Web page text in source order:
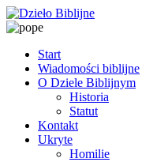
Start
Wiadomości biblijne
O Dziele Biblijnym
Historia
Statut
Kontakt
Ukryte
Homilie